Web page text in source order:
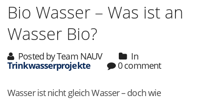
Bio Wasser – Was ist an
Wasser Bio?
Posted by Team NAUV In
Trinkwasserprojekte 0 comment
Wasser ist nicht gleich Wasser – doch wie